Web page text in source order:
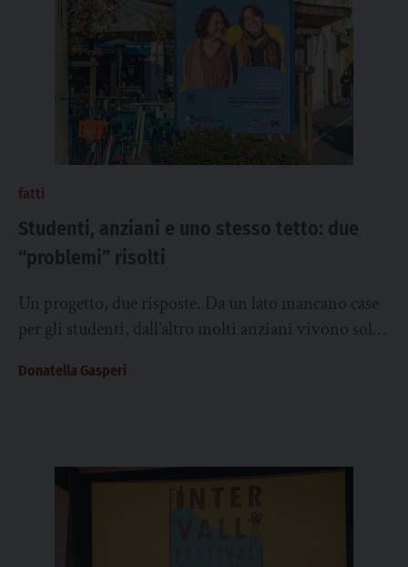
fatti
Studenti, anziani e uno stesso tetto: due
“problemi” risolti
Un progetto, due risposte. Da un lato mancano case
per gli studenti, dall’altro molti anziani vivono soli
Donatella Gasperi